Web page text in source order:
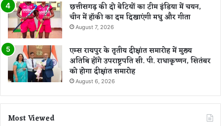
छत्तीसगढ़ की दो बेटियों का टीम इंडिया में चयन,
चीन में हॉकी का दम दिखाएंगी मधु और गीता
August 7, 2026
एम्स रायपुर के तृतीय दीक्षांत समारोह में मुख्य
अतिथि होंगे उपराष्ट्रपति सी. पी. राधाकृष्णन, सितंबर
को होगा दीक्षांत समारोह
August 6, 2026
Most Viewed